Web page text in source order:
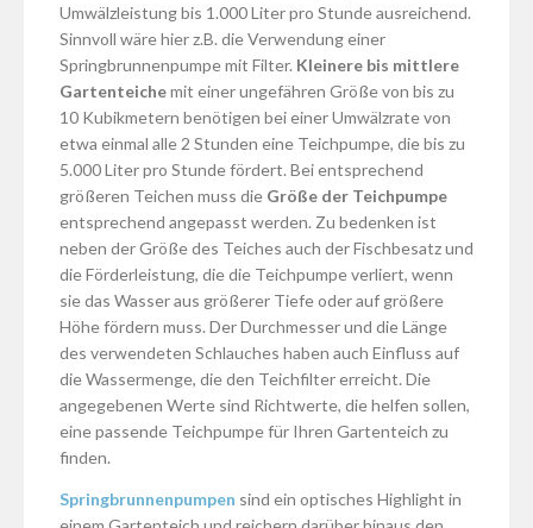
Umwälzleistung bis 1.000 Liter pro Stunde ausreichend.
Sinnvoll wäre hier z.B. die Verwendung einer
Springbrunnenpumpe mit Filter. Kleinere bis mittlere
Gartenteichemit einer ungefähren Größe von bis zu
10 Kubikmetern benötigen bei einer Umwälzrate von
etwa einmal alle 2 Stunden eine Teichpumpe, die bis zu
5.000 Liter pro Stunde fördert. Bei entsprechend
größeren Teichen muss die Größe der Teichpumpe
entsprechend angepasst werden. Zu bedenken ist
neben der Größe des Teiches auch der Fischbesatz und
die Förderleistung, die die Teichpumpe verliert, wenn
sie das Wasser aus größerer Tiefe oder auf größere
Höhe fördern muss. Der Durchmesser und die Länge
des verwendeten Schlauches haben auch Einfluss auf
die Wassermenge, die den Teichfilter erreicht. Die
angegebenen Werte sind Richtwerte, die helfen sollen,
eine passende Teichpumpe für Ihren Gartenteich zu
finden.
Springbrunnenpumpen sind ein optisches Highlight in